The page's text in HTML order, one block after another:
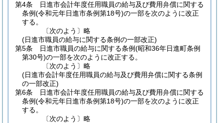
第4条
日進市会計年度任用職員の給与及び費用弁償に関する
条例(令和元年日進市条例第18号)の一部を次のように改正
する。
〔次のよう〕略
(日進市職員の給与に関する条例の一部改正)
第5条
日進市職員の給与に関する条例(昭和36年日進町条例
第30号)の一部を次のように改正する。
〔次のよう〕略
(日進市会計年度任用職員の給与及び費用弁償に関する条例
の一部改正)
第6条
日進市会計年度任用職員の給与及び費用弁償に関する
条例(令和元年日進市条例第18号)の一部を次のように改正
する。
〔次のよう〕略